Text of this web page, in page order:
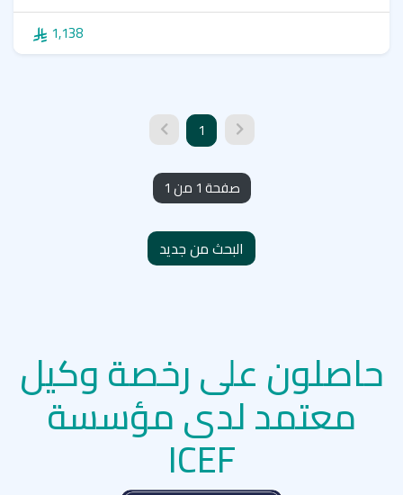
1,138
صفحة 1 من 1
1
البحث من جديد
حاصلون على رخصة وكيل
معتمد لدى مؤسسة
ICEF